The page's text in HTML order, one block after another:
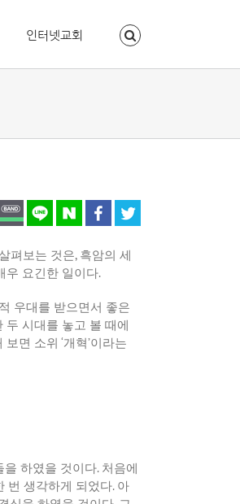
인터넷교회
펴보는 것은, 흑암의 세
우 요긴한 일이다.
우대를 받으면서 좋은
두 시대를 놓고 볼 때에
보면 소위 ‘개혁’이라는
을 하였을 것이다. 처음에
번 생각하게 되었다. 아